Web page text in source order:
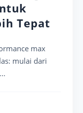
Tepat
max
mulai dari